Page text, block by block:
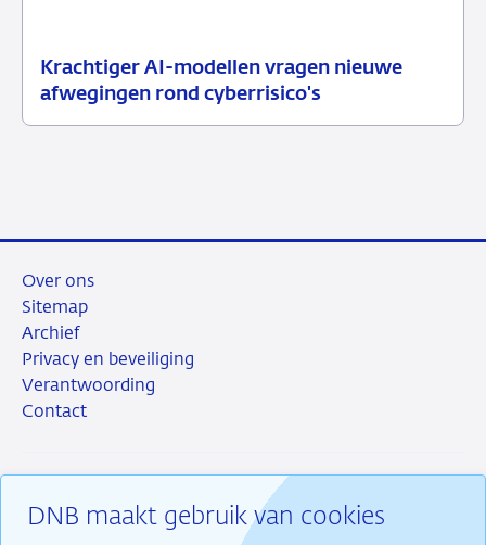
Krachtiger AI-modellen vragen nieuwe
afwegingen rond cyberrisico's
10
Nieuwsbericht
DNB maakt gebruik van cookies
Over ons
Sitemap
Archief
Privacy en beveiliging
Verantwoording
Contact
RSS InstagramLinkedin
X